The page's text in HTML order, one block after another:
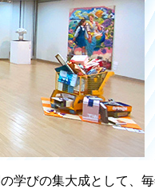
びの集大成として、